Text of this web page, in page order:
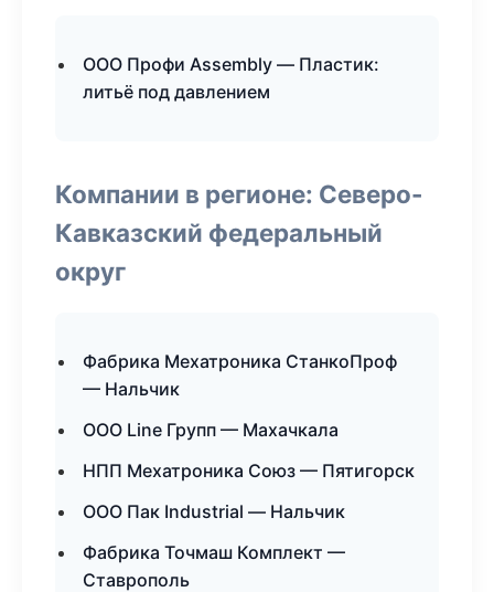
ООО Профи Assembly — Пластик:
литьё под давлением
Компании в регионе: Северо-
Кавказский федеральный
округ
Фабрика Мехатроника СтанкоПроф
— Нальчик
ООО Line Групп — Махачкала
НПП Мехатроника Союз — Пятигорск
ООО Пак Industrial — Нальчик
Фабрика Точмаш Комплект —
Ставрополь